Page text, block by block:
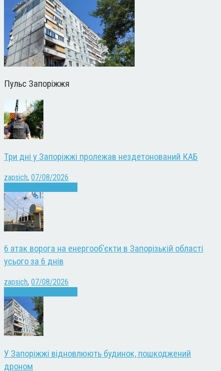
Пульс Запоріжжя
Три дні у Запоріжжі пролежав нездетонований КАБ
zapsich, 07/08/2026
6 атак ворога на енергооб’єкти в Запорізькій області
усього за 6 днів
zapsich, 07/08/2026
У Запоріжжі відновлюють будинок, пошкоджений
дроном